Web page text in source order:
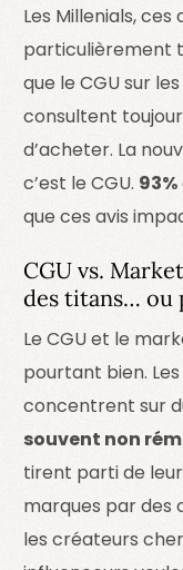
Les Millenials,
particulièrement
que le CGU sur
consultent
d’acheter. La
c’est le CGU. 93%
que ces avis
CGU vs.
des titans… ou
Le CGU et le
pourtant bien.
concentrent sur
souvent non
tirent parti de
marques par des
les créateurs